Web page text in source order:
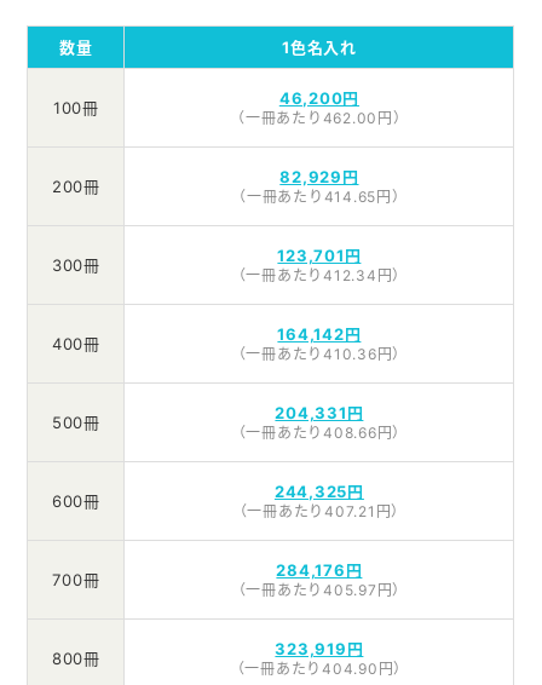
数量 1色名入れ
100冊 46,200円
（一冊あたり462.00円）
200冊 82,929円
（一冊あたり414.65円）
300冊 123,701円
（一冊あたり412.34円）
400冊 164,142円
（一冊あたり410.36円）
500冊 204,331円
（一冊あたり408.66円）
600冊 244,325円
（一冊あたり407.21円）
700冊 284,176円
（一冊あたり405.97円）
800冊 323,919円
（一冊あたり404.90円）